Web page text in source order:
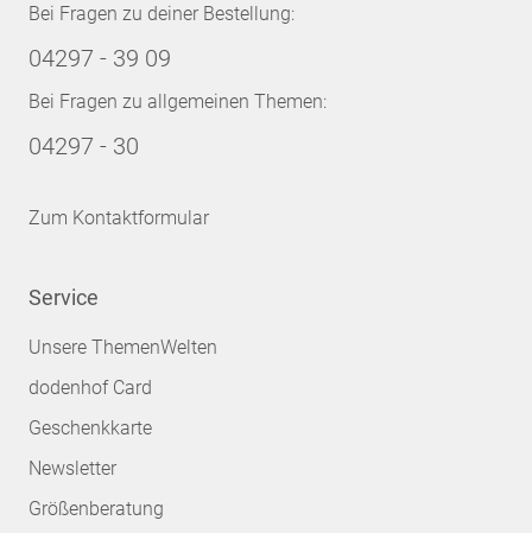
Bei Fragen zu deiner Bestellung:
04297 - 39 09
Bei Fragen zu allgemeinen Themen:
04297 - 30
Zum Kontaktformular
Service
Unsere ThemenWelten
dodenhof Card
Geschenkkarte
Newsletter
Größenberatung